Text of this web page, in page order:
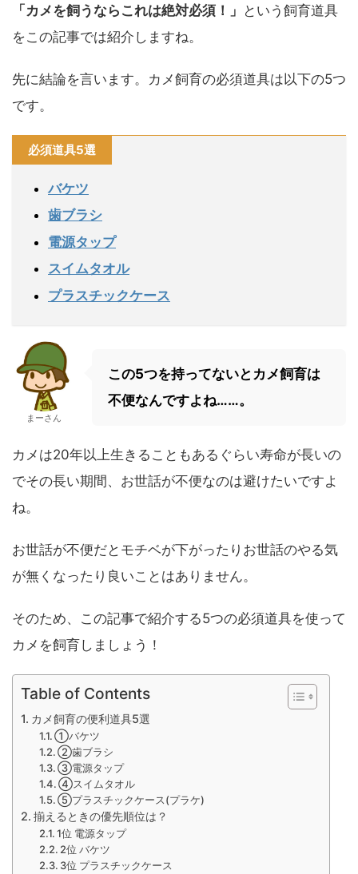
「カメを飼うならこれは絶対必須！」 という飼育道具
をこの記事では紹介しますね。
先に結論を言います。カメ飼育の必須道具は以下の5つ
です。
必須道具5選
バケツ
歯ブラシ
電源タップ
スイムタオル
プラスチックケース
まーさん
この5つを持ってないとカメ飼育は
不便なんですよね……。
カメは20年以上生きることもあるぐらい寿命が長いの
でその長い期間、お世話が不便なのは避けたいですよ
ね。
お世話が不便だとモチベが下がったりお世話のやる気
が無くなったり良いことはありません。
そのため、この記事で紹介する5つの必須道具を使って
カメを飼育しましょう！
Table of Contents
カメ飼育の便利道具5選
①バケツ
②歯ブラシ
③電源タップ
④スイムタオル
⑤プラスチックケース(プラケ)
揃えるときの優先順位は？
1位 電源タップ
2位 バケツ
3位 プラスチックケース